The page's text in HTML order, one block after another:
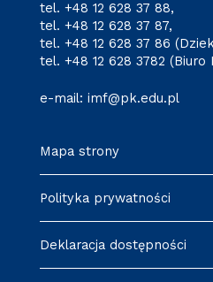
tel. +48 12 628 37 88,
tel. +48 12 628 37 87,
tel. +48 12 628 37 86
tel. +48 12 628 3782 (Biuro
e-mail: imf@pk.edu.pl
Mapa strony
Polityka prywatności
Deklaracja dostępności